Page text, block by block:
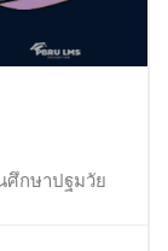
ศึกษาปฐมวัย